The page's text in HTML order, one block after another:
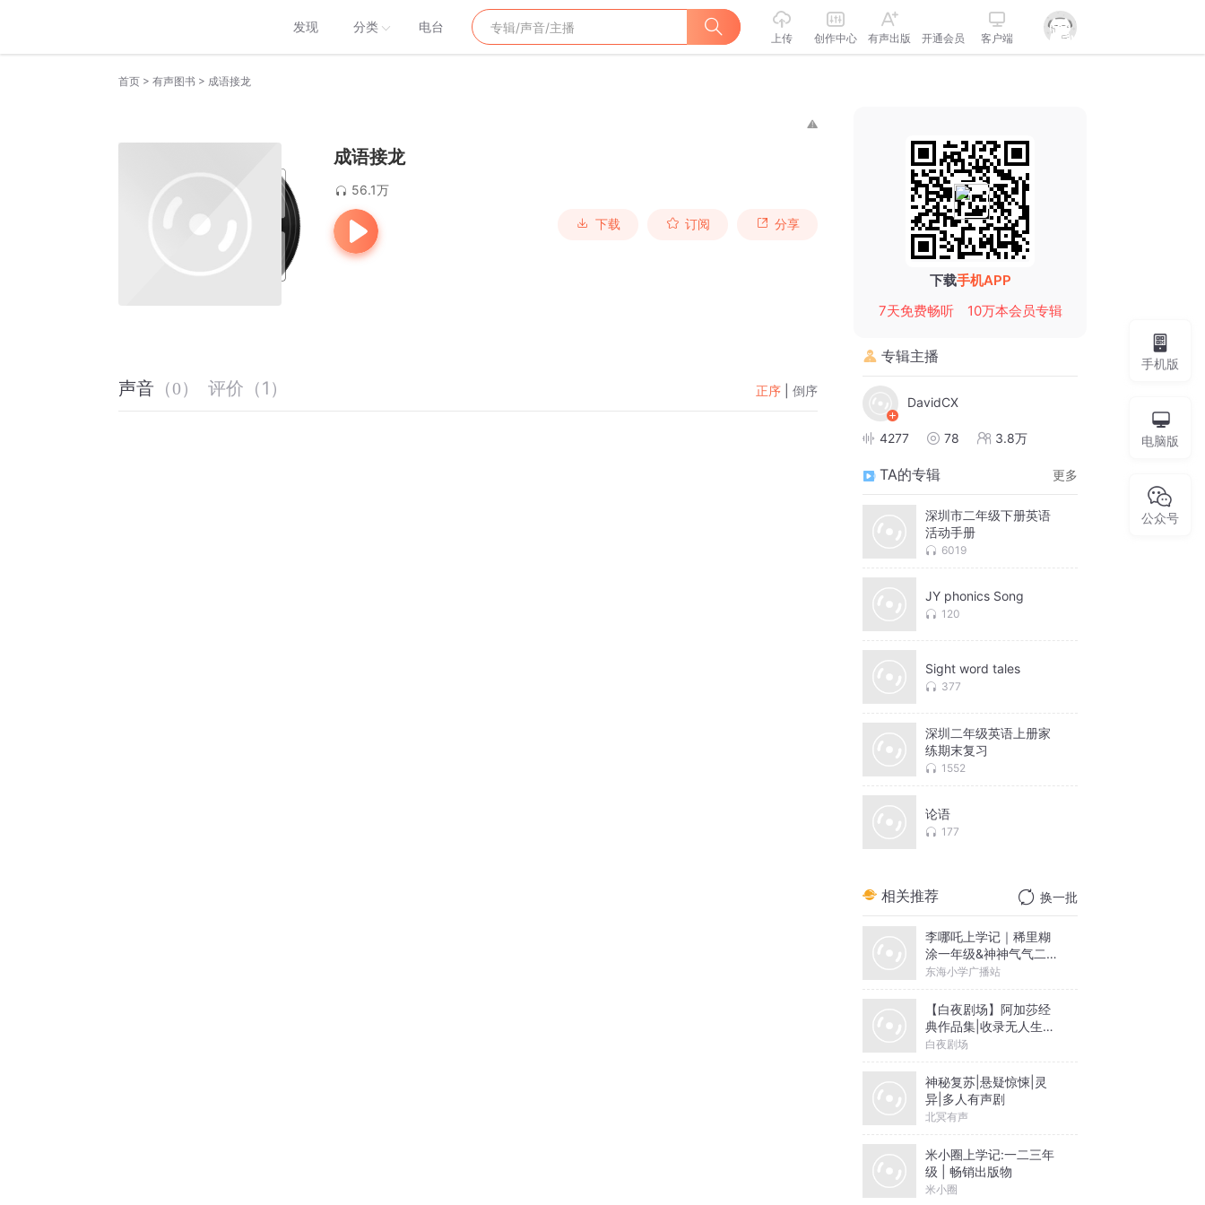
发现 分类 电台
上传 创作中心 有声出版 开通会员 客户端
首页 > 有声图书 > 成语接龙
成语接龙
56.1万
下载 订阅 分享
声音 （0） 评价 （1 ） 正序 倒序
下载手机APP
7天免费畅听
10万本会员专辑
专辑主播
DavidCX
4277 78 3.8万
TA的专辑 更多
深圳市二年级下册英语
活动手册
6019
JY phonics Song
120
Sight word tales
377
深圳二年级英语上册家
练期末复习
1552
论语
177
相关推荐 换一批
李哪吒上学记｜稀里糊
涂一年级&神神气气二年
级
东海小学广播站
【白夜剧场】阿加莎经
典作品集|收录无人生还
等作品
白夜剧场
神秘复苏|悬疑惊悚|灵
异|多人有声剧
北冥有声
米小圈上学记:一二三年
级 | 畅销出版物
米小圈
手机版
电脑版
公众号